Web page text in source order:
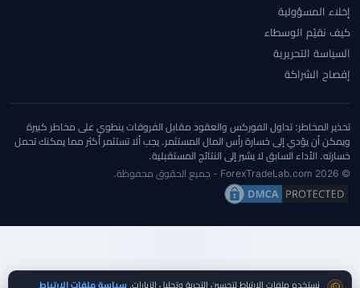
إخلاء المسؤولية
كيف نقيّم الوسطاء
السياسة التحريرية
إفصاح الشراكة
تحذير المخاطر: تداول الفوركس والعقود مقابل الفروقات ينطوي على مخاطر كبيرة
ويمكن أن يؤدي إلى خسارة رأس المال المستثمر. يجب ألا تستثمر أكثر مما يمكنك تحمل
خسارته. الأداء السابق لا يشير إلى النتائج المستقبلية.
© 2026 ForexTradeLab.com - جميع الحقوق محفوظة.
موافقة ملفات تعريف الارتباط
نستخدم ملفات الارتباط لتحسين التجربة وتحليل الزيارات. سياسة ملفات الارتباط